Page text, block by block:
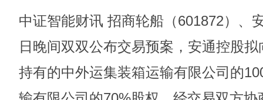
中证智能财讯 招商轮船（601872）、
日晚间双双公布交易预案，安通控股
持有的中外运集装箱运输有限公司的